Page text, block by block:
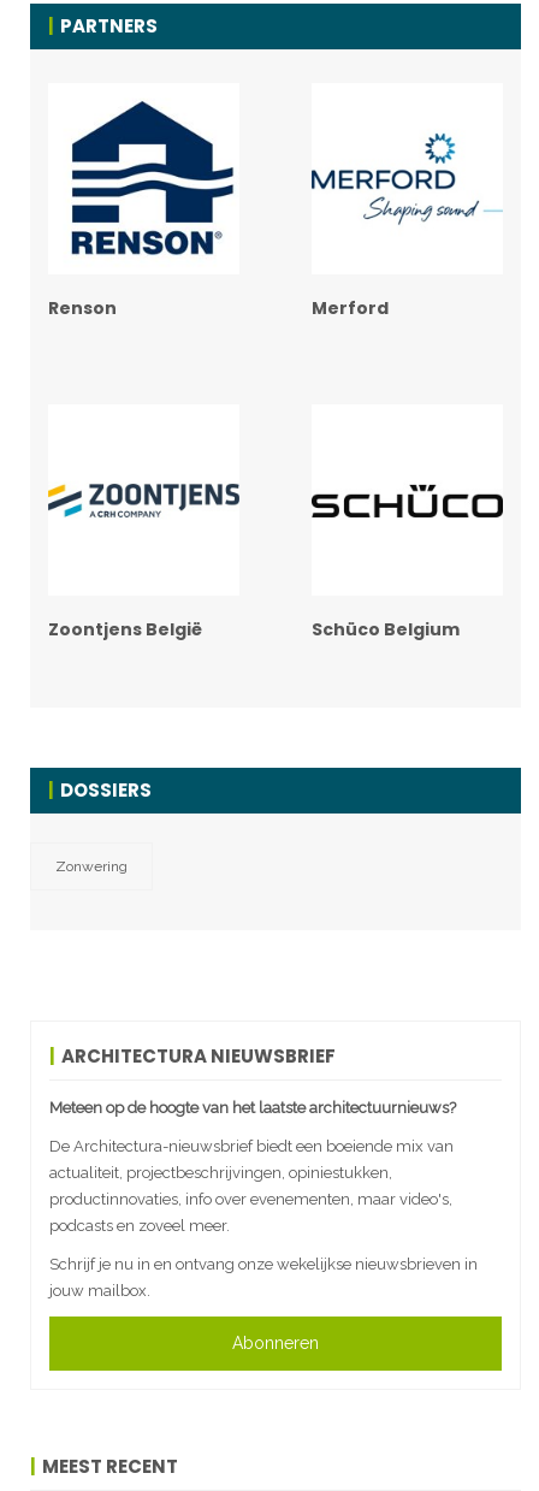
PARTNERS
Renson Merford
Zoontjens België Schüco Belgium
DOSSIERS
Zonwering
ARCHITECTURA NIEUWSBRIEF
Meteen op de hoogte van het laatste architectuurnieuws?
De Architectura-nieuwsbrief biedt een boeiende mix van
actualiteit, projectbeschrijvingen, opiniestukken,
productinnovaties, info over evenementen, maar video's,
podcasts en zoveel meer.
Schrijf je nu in en ontvang onze wekelijkse nieuwsbrieven in
jouw mailbox.
Abonneren
MEEST RECENT